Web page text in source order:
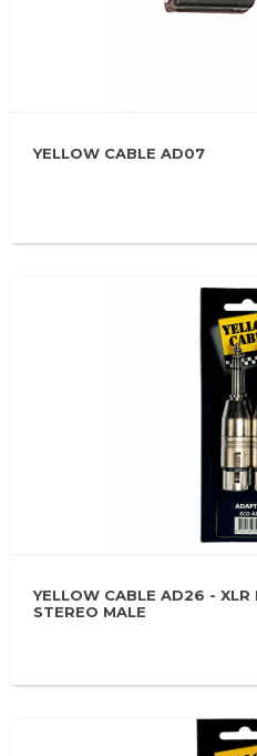
YELLOW CABLE AD07
YELLOW CABLE AD26 - XLR
STEREO MALE